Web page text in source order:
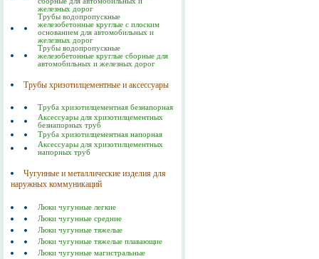
железных дорог
Трубы водопропускные
железобетонные круглые с плоским
основанием для автомобильных и
железных дорог
Трубы водопропускные
железобетонные круглые сборные для
автомобильных и железных дорог
Трубы хризотилцементные и аксессуары
Труба хризотилцементная безнапорная
Аксессуары для хризотилцементных
безнапорных труб
Труба хризотилцементная напорная
Аксессуары для хризотилцементных
напорных труб
Чугунные и металлические изделия для
наружных коммуникаций
Люки чугунные легкие
Люки чугунные средние
Люки чугунные тяжелые
Люки чугунные тяжелые плавающие
Люки чугунные магистральные